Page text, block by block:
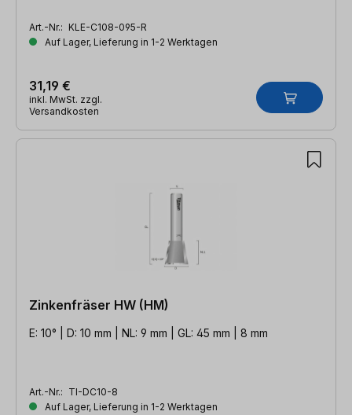
Art.-Nr.: KLE-C108-095-R
Auf Lager, Lieferung in 1-2 Werktagen
31,19 €
inkl. MwSt. zzgl.
Versandkosten
Zinkenfräser HW (HM)
E: 10° | D: 10 mm | NL: 9 mm | GL: 45 mm | 8 mm
Art.-Nr.: TI-DC10-8
Auf Lager, Lieferung in 1-2 Werktagen